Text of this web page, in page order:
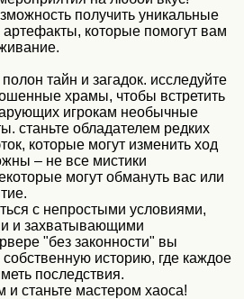
получить уникальные
которые помогут вам
тайн и загадок. исследуйте
храмы, чтобы встретить
игрокам необычные
станьте обладателем редких
которые могут изменить ход
– не все мистики
могут обмануть вас или
с непростыми условиями,
и захватывающими
"без законности" вы
историю, где каждое
последствия.
и станьте мастером хаоса!